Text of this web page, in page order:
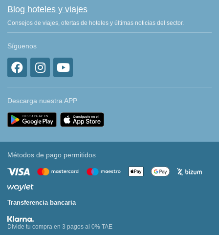
Blog hoteles y viajes
Consejos de viajes, ofertas de hoteles y últimas noticias del sector.
Síguenos
Descarga nuestra APP
Métodos de pago permitidos
Transferencia bancaria
Divide tu compra en 3 pagos al 0% TAE